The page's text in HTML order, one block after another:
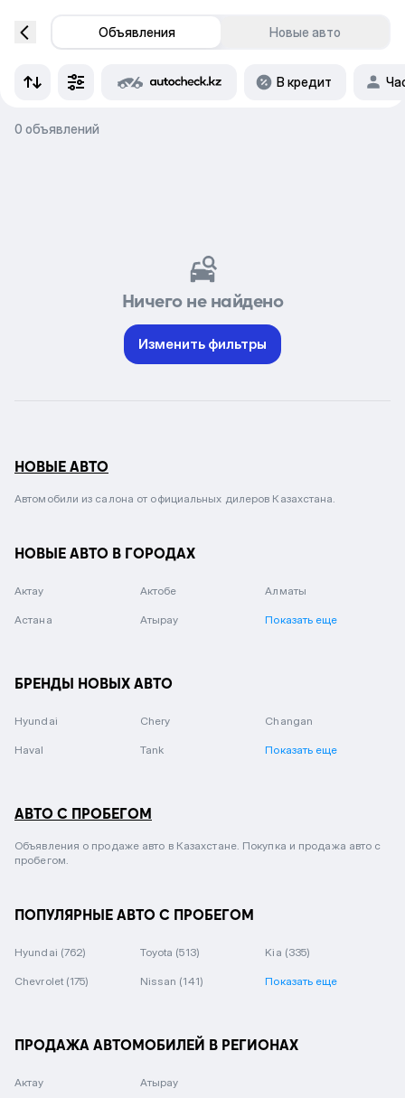
Объявления Новые авто
В кредит
0 объявлений
Ничего не найдено
Изменить фильтры
НОВЫЕ АВТО
Автомобили из салона от официальных дилеров Казахстана.
НОВЫЕ АВТО В ГОРОДАХ
Актау Актобе Алматы
Астана Атырау Показать еще
БРЕНДЫ НОВЫХ АВТО
Hyundai Chery Changan
Haval Tank Показать еще
АВТО С ПРОБЕГОМ
Объявления о продаже авто в Казахстане. Покупка и продажа авто с
пробегом.
ПОПУЛЯРНЫЕ АВТО С ПРОБЕГОМ
Hyundai (762) Toyota (513) Kia (335)
Chevrolet (175) Nissan (141) Показать еще
ПРОДАЖА АВТОМОБИЛЕЙ В РЕГИОНАХ
Актау Атырау